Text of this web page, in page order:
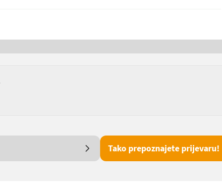
Tako prepoznajete prijevaru!